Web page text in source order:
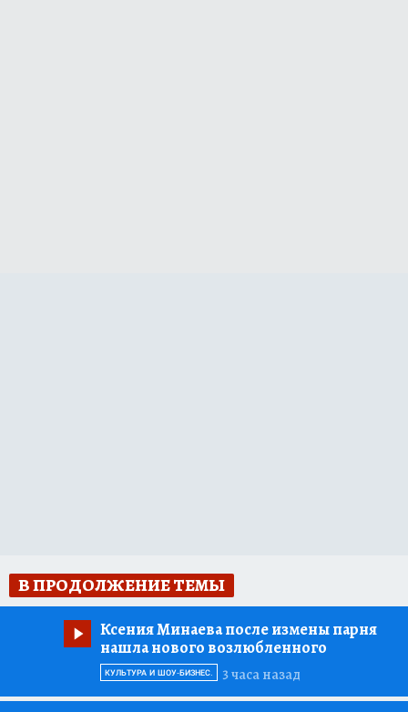
В ПРОДОЛЖЕНИЕ ТЕМЫ
Ксения Минаева после измены парня
нашла нового возлюбленного
3 часа назад
КУЛЬТУРА И ШОУ-БИЗНЕС.